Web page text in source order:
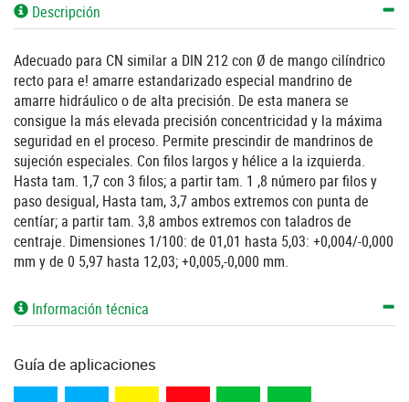
Descripción
Adecuado para CN similar a DIN 212 con Ø de mango cilíndrico
recto para e! amarre estandarizado especial mandrino de
amarre hidráulico o de alta precisión. De esta manera se
consigue la más elevada precisión concentricidad y la máxima
seguridad en el proceso. Permite prescindir de mandrinos de
sujeción especiales. Con filos largos y hélice a la izquierda.
Hasta tam. 1,7 con 3 filos; a partir tam. 1 ,8 número par filos y
paso desigual, Hasta tam, 3,7 ambos extremos con punta de
centíar; a partir tam. 3,8 ambos extremos con taladros de
centraje. Dimensiones 1/100: de 01,01 hasta 5,03: +0,004/-0,000
mm y de 0 5,97 hasta 12,03; +0,005,-0,000 mm.
Información técnica
Guía de aplicaciones